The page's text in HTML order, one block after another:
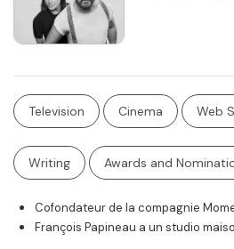
Television Cinema Web
Writing Awards and
Cofondateur de la compagnie
François Papineau a un studio